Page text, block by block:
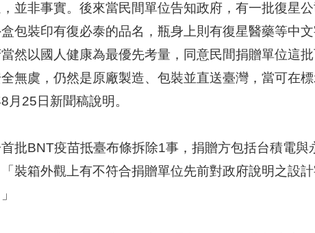
並非事實。後來當民間單位告知政府，有一批復星
包裝印有復必泰的品名，瓶身上則有復星醫藥等中
然以國人健康為最優先考量，同意民間捐贈單位這
無虞，仍然是原廠製造、包裝並直送臺灣，當可在
月25日新聞稿說明。
批BNT疫苗抵臺布條拆除1事，捐贈方包括台積電
裝箱外觀上有不符合捐贈單位先前對政府說明之設